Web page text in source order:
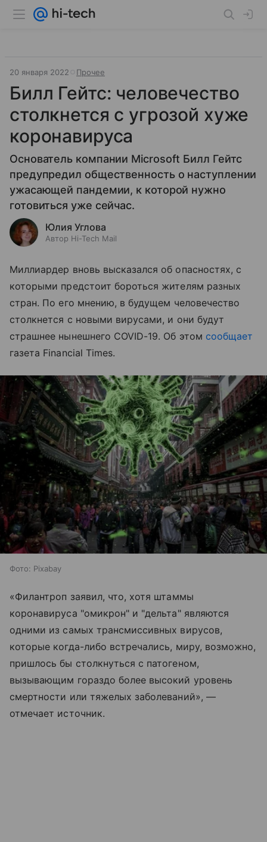
20 января 2022 Прочее
Билл Гейтс: человечество
столкнется с угрозой хуже
коронавируса
Основатель компании Microsoft Билл Гейтс
предупредил общественность о наступлении
ужасающей пандемии, к которой нужно
готовиться уже сейчас.
Юлия Углова
Автор Hi-Tech Mail
Миллиардер вновь высказался об опасностях, с
которыми предстоит бороться жителям разных
стран. По его мнению, в будущем человечество
столкнется с новыми вирусами, и они будут
страшнее нынешнего COVID-19. Об этом сообщает
газета Financial Times.
Фото: Pixabay
«Филантроп заявил, что, хотя штаммы
коронавируса "омикрон" и "дельта" являются
одними из самых трансмиссивных вирусов,
которые когда-либо встречались, миру, возможно,
пришлось бы столкнуться с патогеном,
вызывающим гораздо более высокий уровень
смертности или тяжелых заболеваний», —
отмечает источник.